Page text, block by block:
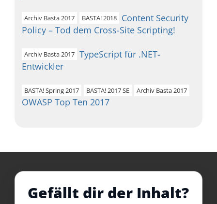
Archiv Basta 2017 BASTA! 2018
Content Security
Policy – Tod dem Cross-Site Scripting!
Archiv Basta 2017 TypeScript für .NET-
Entwickler
BASTA! Spring 2017 BASTA! 2017 SE Archiv Basta 2017
OWASP Top Ten 2017
Gefällt dir der Inhalt?